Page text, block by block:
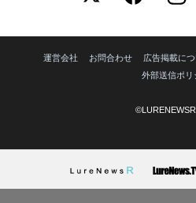
運営会社 お問合わせ 広告掲載に
外部送信ポリ